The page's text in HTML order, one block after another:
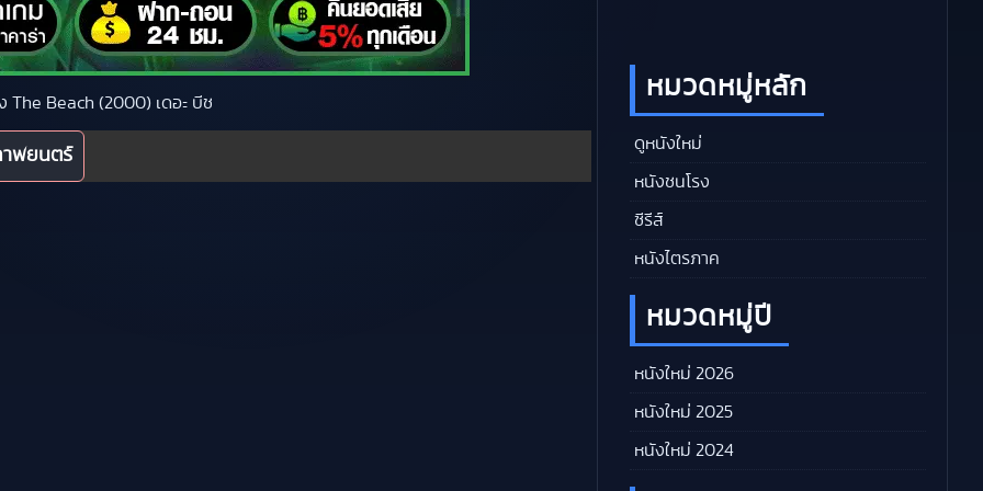
The Beach (2000) เดอะ บีช
าพยนตร์
หมวดหมู่หลัก
ดูหนังใหม่
หนังชนโรง
ซีรีส์
หนังไตรภาค
หมวดหมู่ปี
หนังใหม่ 2026
หนังใหม่ 2025
หนังใหม่ 2024